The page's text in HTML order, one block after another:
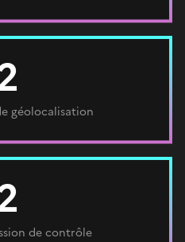
géolocalisation
de contrôle